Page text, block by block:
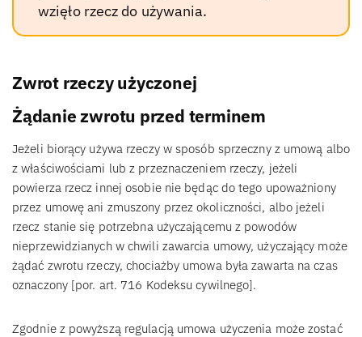
wzięło rzecz do używania.
Zwrot rzeczy użyczonej
Żądanie zwrotu przed terminem
Jeżeli biorący używa rzeczy w sposób sprzeczny z umową albo
z właściwościami lub z przeznaczeniem rzeczy, jeżeli
powierza rzecz innej osobie nie będąc do tego upoważniony
przez umowę ani zmuszony przez okoliczności, albo jeżeli
rzecz stanie się potrzebna użyczającemu z powodów
nieprzewidzianych w chwili zawarcia umowy, użyczający może
żądać zwrotu rzeczy, chociażby umowa była zawarta na czas
oznaczony [por. art. 716 Kodeksu cywilnego].
Zgodnie z powyższą regulacją umowa użyczenia może zostać